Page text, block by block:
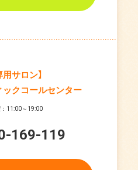
用サロン】
クコールセンター
11:00～19:00
169-119